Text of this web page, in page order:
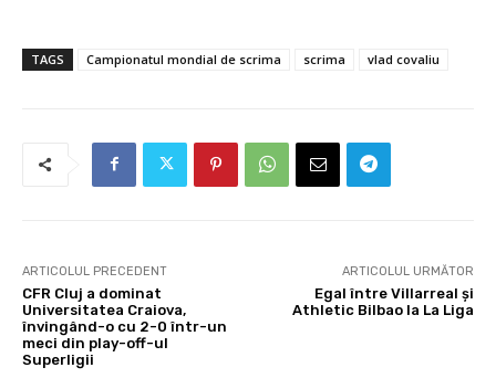
TAGS Campionatul mondial de scrima scrima vlad covaliu
ARTICOLUL PRECEDENT
CFR Cluj a dominat
Universitatea Craiova,
învingând-o cu 2-0 într-un
meci din play-off-ul
Superligii
ARTICOLUL URMĂTOR
Egal între Villarreal și
Athletic Bilbao la La Liga